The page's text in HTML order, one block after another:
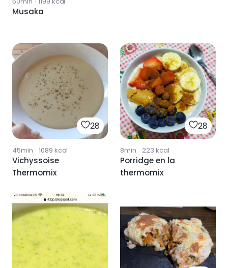
Musaka
28
45min · 1089 kcal
Vichyssoise
Thermomix
28
8min · 223 kcal
Porridge en la
thermomix